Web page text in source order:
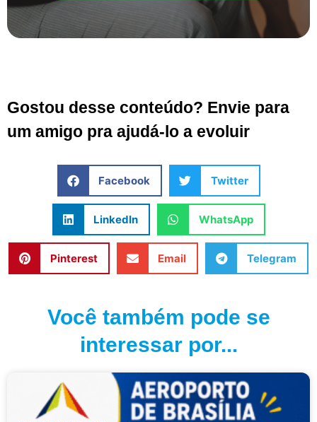
Gostou desse conteúdo? Envie para
um amigo pra ajudá-lo a evoluir
Facebook Twitter
LinkedIn WhatsApp
Pinterest Email Telegram
Você também pode se
interessar por...